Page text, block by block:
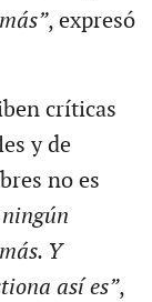
, expresó
críticas
y de
no es
ningún
Y
así es”,